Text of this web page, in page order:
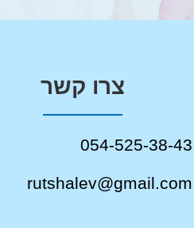
צרו קשר
054-525-38-43
rutshalev@gmail.com